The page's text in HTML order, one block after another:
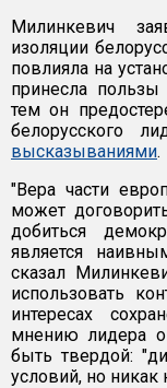
Милинкевич
изоляции
повлияла на
принесла
тем он
белорусского
высказываниями.
"Вера части
может
добиться
является
сказал
использовать
интересах
мнению лидера
быть твердой:
условий, но никак